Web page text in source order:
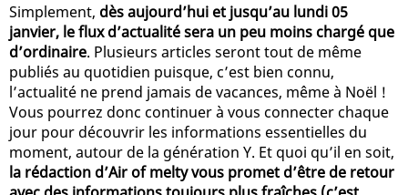
Simplement, dès aujourd’hui et jusqu’au lundi 05
janvier, le flux d’actualité sera un peu moins chargé que
d’ordinaire. Plusieurs articles seront tout de même
publiés au quotidien puisque, c’est bien connu,
l’actualité ne prend jamais de vacances, même à Noël !
Vous pourrez donc continuer à vous connecter chaque
jour pour découvrir les informations essentielles du
moment, autour de la génération Y. Et quoi qu’il en soit,
la rédaction d’Air of melty vous promet d’être de retour